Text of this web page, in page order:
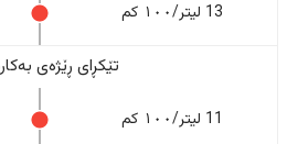
13 لیتر/١٠٠ کم
تێکڕای ڕێژەى
11 لیتر/١٠٠ کم